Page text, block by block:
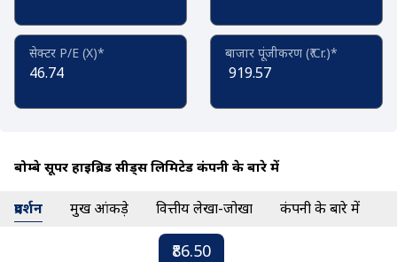
सेक्टर P/E (X)*
46.74
बाजार पूंजीकरण (₹ Cr.)*
919.57
बोम्बे सूपर हाईब्रिड सीड्स लिमिटेड कंपनी के बारे में
प्रदर्शन प्रमुख आंकड़े वित्तीय लेखा-जोखा कंपनी के बारे में
₹86.50